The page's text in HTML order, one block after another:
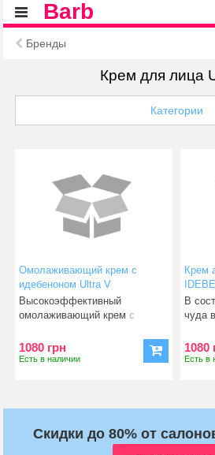
Barb
Бренды
Крем для лица
Категории
Омолаживающий крем с
идебеноном Ultra V
IDEBENONE AGE RETURNING
CREAM 50 мл (8809581077348)
Высокоэффективный
омолаживающий крем с
альтернатив
1080 грн
Есть в наличии
Крем
В
чуда
1080
Есть в
Скидки до 80% от